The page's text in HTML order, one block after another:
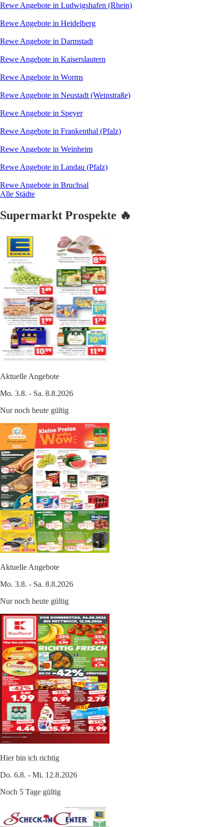
Rewe Angebote in Ludwigshafen (Rhein)
Rewe Angebote in Heidelberg
Rewe Angebote in Darmstadt
Rewe Angebote in Kaiserslautern
Rewe Angebote in Worms
Rewe Angebote in Neustadt (Weinstraße)
Rewe Angebote in Speyer
Rewe Angebote in Frankenthal (Pfalz)
Rewe Angebote in Weinheim
Rewe Angebote in Landau (Pfalz)
Rewe Angebote in Bruchsal
Alle Städte
Supermarkt Prospekte 🔥
Aktuelle Angebote
Mo. 3.8. - Sa. 8.8.2026
Nur noch heute gültig
Aktuelle Angebote
Mo. 3.8. - Sa. 8.8.2026
Nur noch heute gültig
Hier bin ich richtig
Do. 6.8. - Mi. 12.8.2026
Noch 5 Tage gültig